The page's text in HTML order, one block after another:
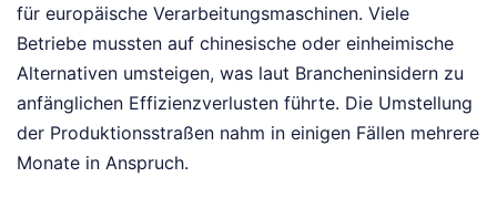
für europäische Verarbeitungsmaschinen. Viele
Betriebe mussten auf chinesische oder einheimische
Alternativen umsteigen, was laut Brancheninsidern zu
anfänglichen Effizienzverlusten führte. Die Umstellung
der Produktionsstraßen nahm in einigen Fällen mehrere
Monate in Anspruch.